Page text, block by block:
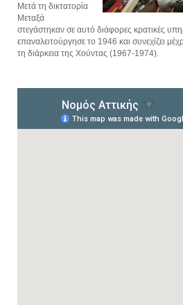
Μετά τη δικτατορία
Μεταξά
στεγάστηκαν σε αυτό διάφορες κρατικές
επαναλειτούργησε το 1946 και συνεχίζει
τη διάρκεια της Χούντας (1967-1974).